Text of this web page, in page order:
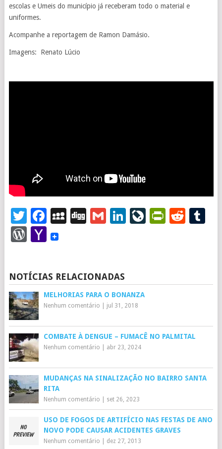
escolas e Umeis do município já receberam todo o material e
uniformes.
Acompanhe a reportagem de Ramon Damásio.
Imagens: Renato Lúcio
Twitter
Facebook
MySpace
DiggGmailLinkedIn
WordPress
Yahoo
NOTÍCIAS RELACIONADAS
MELHORIAS PARA O BONANZA
Nenhum comentário jul 31, 2018
COMBATE À DENGUE – FUMACÊ NO PALMITAL
Nenhum comentário abr 23, 2024
MUDANÇAS NA SINALIZAÇÃO NO BAIRRO SANTA
RITA
Nenhum comentário set 26, 2023
USO DE FOGOS DE ARTIFÍCIO NAS FESTAS DE ANO
NOVO PODE CAUSAR ACIDENTES GRAVES
Nenhum comentário dez 27, 2013